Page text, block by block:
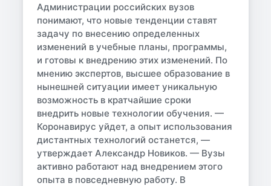
Администрации российских вузов
понимают, что новые тенденции ставят
задачу по внесению определенных
изменений в учебные планы, программы,
и готовы к внедрению этих изменений. По
мнению экспертов, высшее образование в
нынешней ситуации имеет уникальную
возможность в кратчайшие сроки
внедрить новые технологии обучения. —
Коронавирус уйдет, а опыт использования
дистантных технологий останется, —
утверждает Александр Новиков. — Вузы
активно работают над внедрением этого
опыта в повседневную работу. В